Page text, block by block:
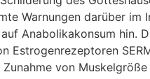
Warnungen darüber
Anabolikakonsum
Estrogenrezeptoren
von